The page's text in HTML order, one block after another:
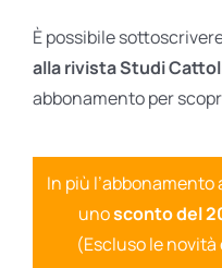
È possibile
alla rivista Studi
abbonamento per
In più
unosconto del
(Escluso le